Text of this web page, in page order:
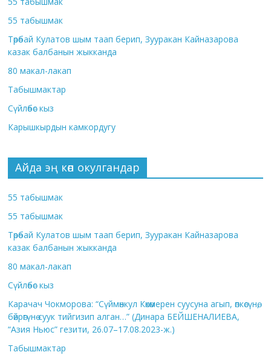
55 табышмак
Төрөбай Кулатов шым таап берип, Зууракан Кайназарова
казак балбанын жыкканда
80 макал-лакап
Табышмактар
Сүйлөбөс кыз
Карышкырдын камкордугу
Айда эң көп окулгандар
55 табышмак
55 табышмак
Төрөбай Кулатов шым таап берип, Зууракан Кайназарова
казак балбанын жыкканда
80 макал-лакап
Сүйлөбөс кыз
Карачач Чокморова: “Сүймөнкул Көкөмерен суусуна агып, өпкөсүнө,
бөйрөгүнө суук тийгизип алган…” (Динара БЕЙШЕНАЛИЕВА,
“Азия Ньюс” гезити, 26.07–17.08.2023-ж.)
Табышмактар